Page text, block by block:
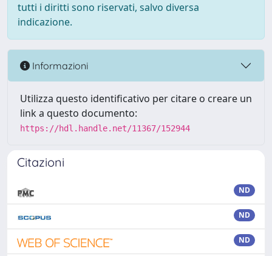
tutti i diritti sono riservati, salvo diversa
indicazione.
Informazioni
Utilizza questo identificativo per citare o creare un
link a questo documento:
https://hdl.handle.net/11367/152944
Citazioni
ND
ND
ND